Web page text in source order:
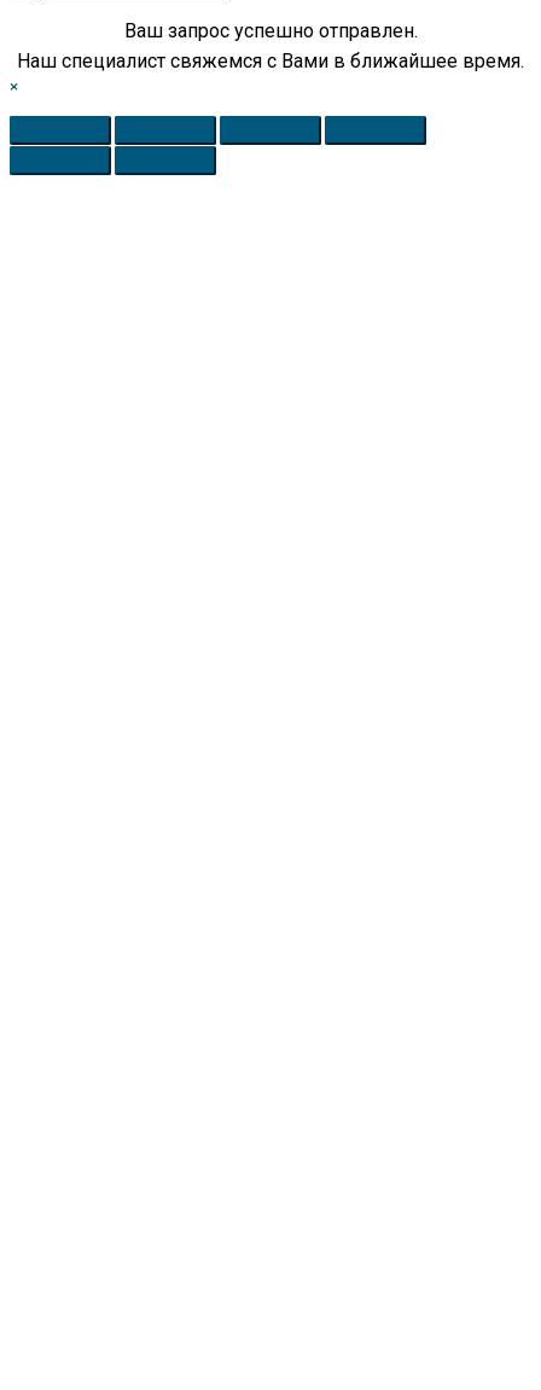
Ваш запрос успешно отправлен.
Наш специалист свяжемся с Вами в ближайшее время.
×